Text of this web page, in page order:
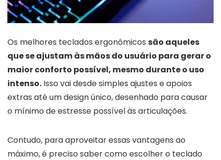
Os melhores teclados ergonômicos são aqueles
que se ajustam às mãos do usuário para gerar o
maior conforto possível, mesmo durante o uso
intenso. Isso vai desde simples ajustes e apoios
extras até um design único, desenhado para causar
o mínimo de estresse possível às articulações.
Contudo, para aproveitar essas vantagens ao
máximo, é preciso saber como escolher o teclado